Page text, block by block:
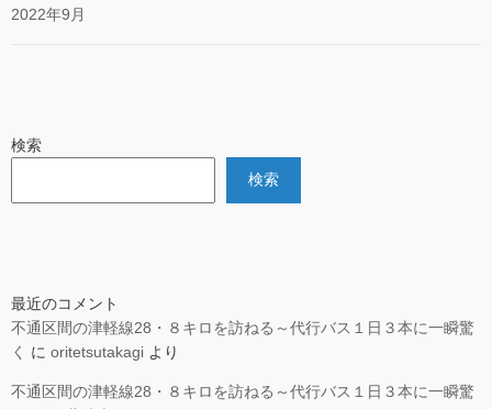
2022年9月
検索
検索
最近のコメント
不通区間の津軽線28・８キロを訪ねる～代行バス１日３本に一瞬驚
く
に oritetsutakagi より
不通区間の津軽線28・８キロを訪ねる～代行バス１日３本に一瞬驚